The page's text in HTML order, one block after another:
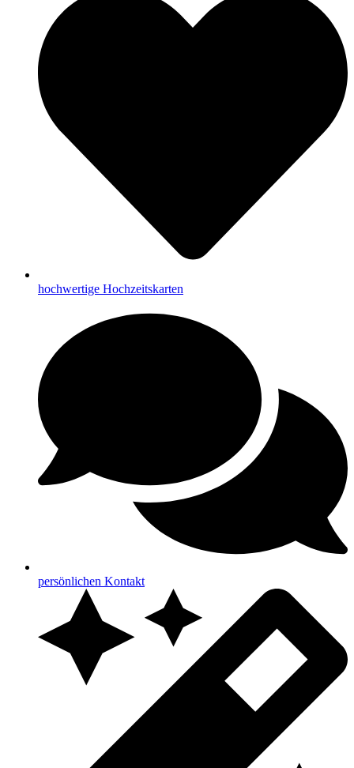
hochwertige Hochzeitskarten
persönlichen Kontakt